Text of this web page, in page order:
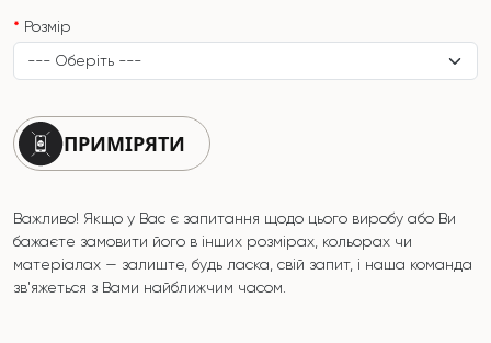
Розмір
ПРИМІРЯТИ
Важливо! Якщо у Вас є запитання щодо цього виробу або Ви
бажаєте замовити його в інших розмірах, кольорах чи
матеріалах — залиште, будь ласка, свій запит, і наша команда
зв'яжеться з Вами найближчим часом.